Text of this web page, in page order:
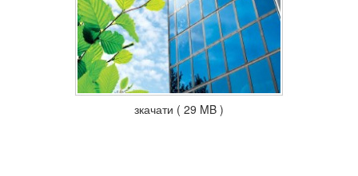
зкачати ( 29 MB )